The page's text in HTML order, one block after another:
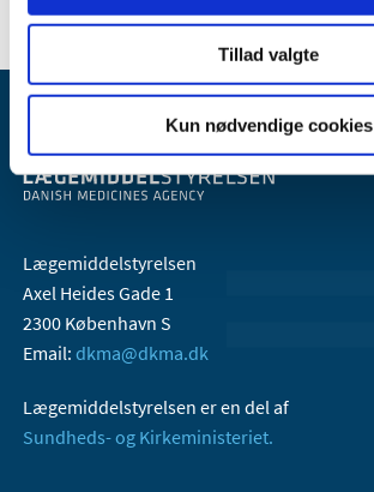
Tillad valgte
Kun nødvendige cookies
Lægemiddelstyrelsen
Axel Heides Gade 1
2300 København S
Email: dkma@dkma.dk
Lægemiddelstyrelsen er en del af
Sundheds- og Kirkeministeriet.